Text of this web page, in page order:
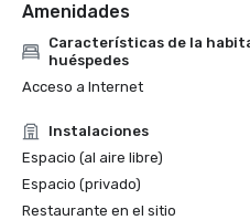
Amenidades
Características de la
huéspedes
Acceso a Internet
Instalaciones
Espacio (al aire libre)
Espacio (privado)
Restaurante en el sitio